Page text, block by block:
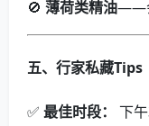
🚫 薄荷类精油——
五、行家私藏Tips
✅ 最佳时段：
下